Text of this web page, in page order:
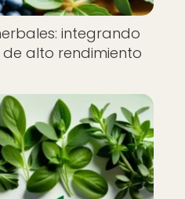
integrando
alto rendimiento